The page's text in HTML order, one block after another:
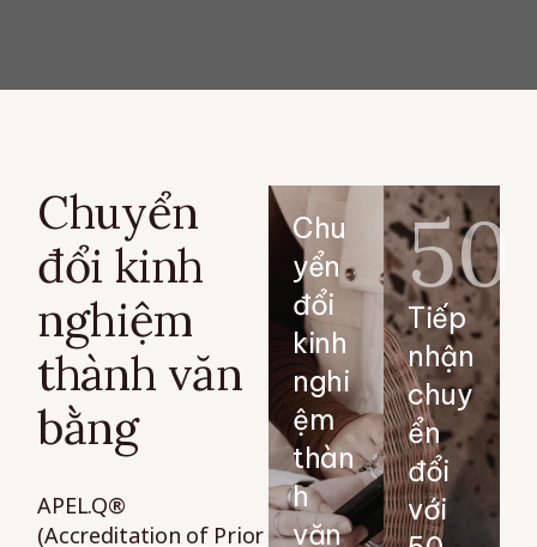
Chuyển
đổi kinh
nghiệm
thành văn
bằng
APEL.Q®
(Accreditation of Prior
Chu
yển
đổi
kinh
nghi
ệm
thàn
h
văn
50
Tiếp
nhận
chuy
ển
đổi
với